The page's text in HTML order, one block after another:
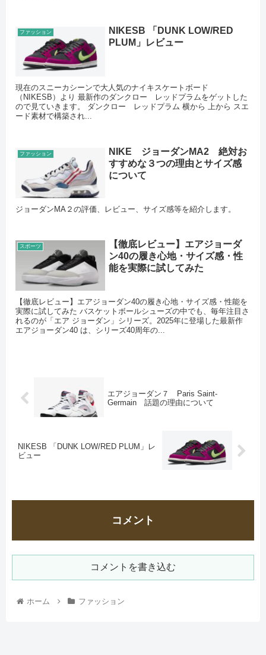
ファッション
NIKESB 「DUNK LOW/RED
PLUM」レビュー
現在のスニーカシーンで大人気のナイキスケートボード
（NIKESB）より 最新作のダンクロー レッドプラムをゲットした
ので見ていきます。 ダンクロー レッドプラム 横から 上から スエ
ード素材で構築され...
ファッション
NIKE ジョーダンMA2 絶対お
すすめな３つの理由とサイズ感
について
ジョーダンMA２の評価、レビュー、サイズ感等を紹介します。
スポーツ
【徹底レビュー】エアジョーダ
ン40の履き心地・サイズ感・性
能を実際に試してみた
【徹底レビュー】エアジョーダン40の履き心地・サイズ感・性能を
実際に試してみた バスケットボールシューズの中でも、毎年注目さ
れるのが「エア ジョーダン」シリーズ。2025年に登場した最新作
エアジョーダン40 は、シリーズ40周年の...
エアジョーダン７ Paris Saint-
Germain 話題の理由について
NIKESB 「DUNK LOW/RED PLUM」レ
ビュー
コメント
コメントを書き込む
ホーム ファッション